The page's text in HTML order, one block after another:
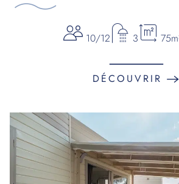
10/12 3
DÉCOUVRIR